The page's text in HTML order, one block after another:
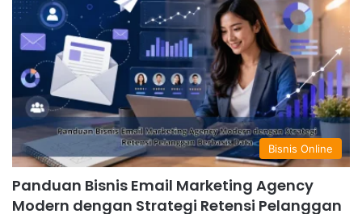
Bisnis Online
Panduan Bisnis Email Marketing Agency
Modern dengan Strategi Retensi Pelanggan